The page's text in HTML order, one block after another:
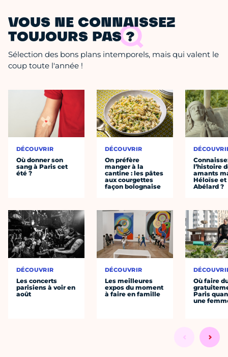
VOUS NE CONNAISSEZ
TOUJOURS PAS ?
Sélection des bons plans intemporels, mais qui valent le
coup toute l'année !
DÉCOUVRIR
Où donner son
sang à Paris cet
été ?
DÉCOUVRIR
Les concerts
parisiens à voir en
août
DÉCOUVRIR
On préfère
manger à la
cantine : les pâtes
aux courgettes
façon bolognaise
DÉCOUVRIR
Les meilleures
expos du moment
à faire en famille
l’histoire
amants
Héloïse et
Abélard ?
Où faire
Paris
une